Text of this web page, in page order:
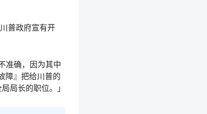
普政府宣有开
准确，因为其中
障』把给川普的
局长的职位。」